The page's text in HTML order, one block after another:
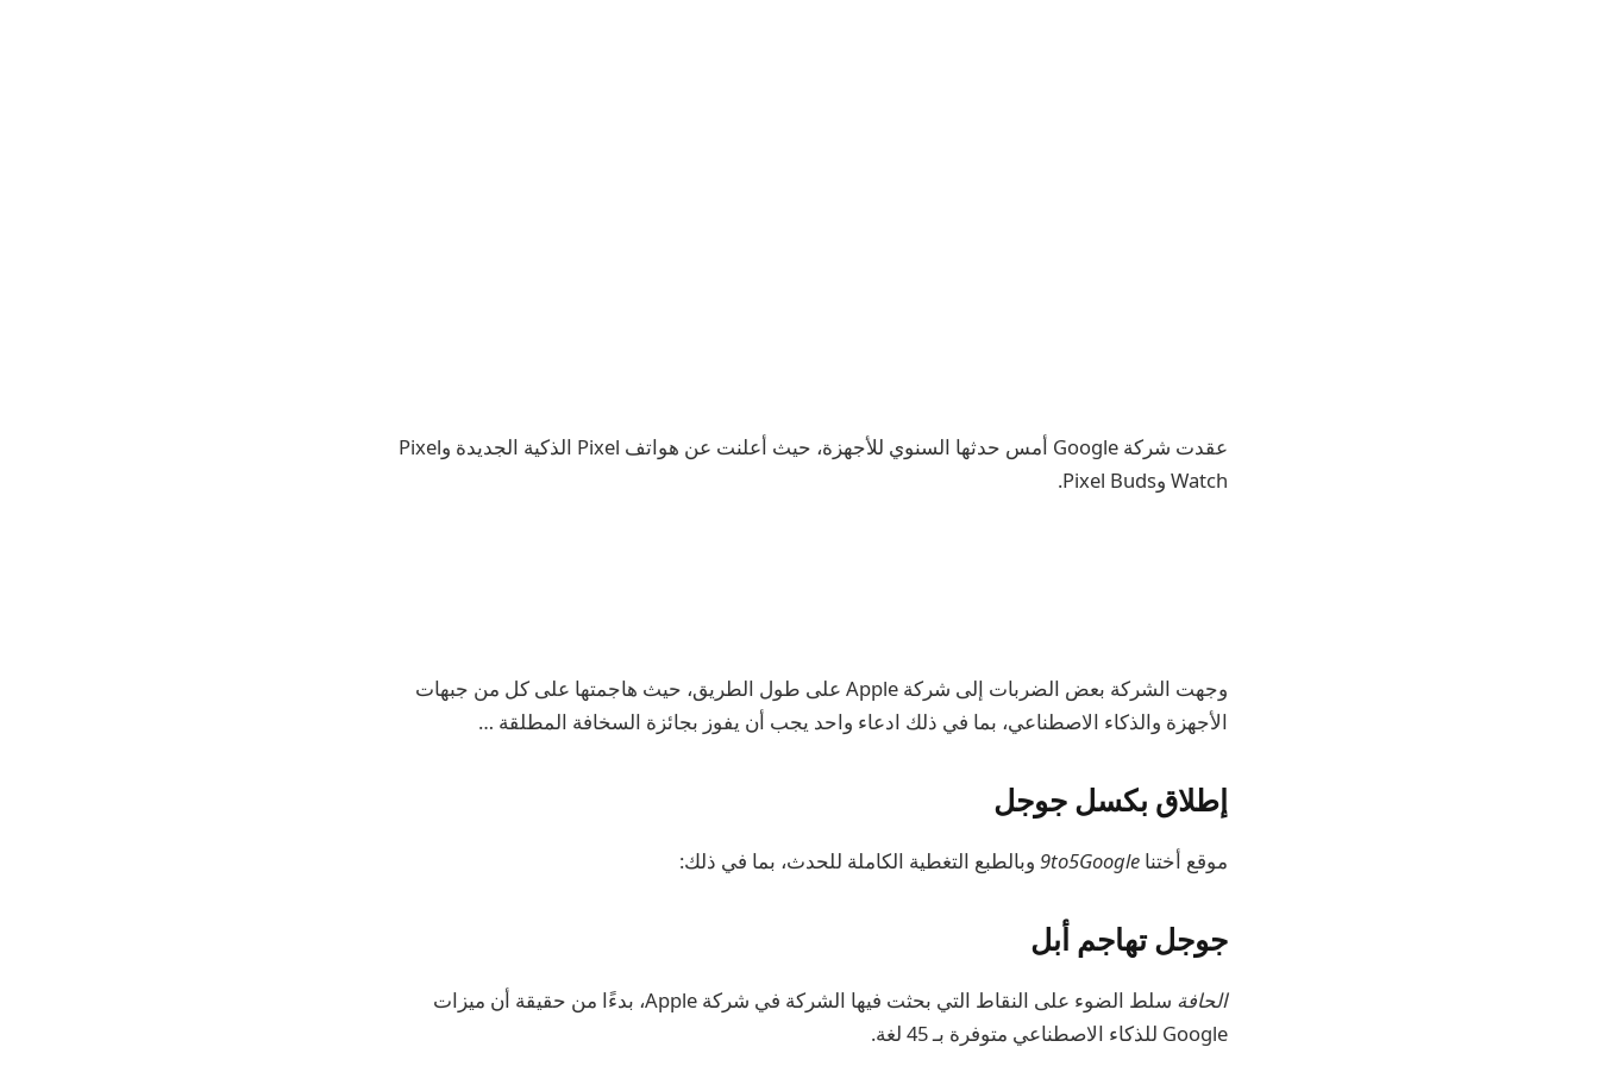
عقدت شركة Google أمس حدثها السنوي للأجهزة، حيث أعلنت عن هواتف Pixel الذكية الجديدة وPixel
Watch وPixel Buds.
وجهت الشركة بعض الضربات إلى شركة Apple على طول الطريق، حيث هاجمتها على كل من جبهات
الأجهزة والذكاء الاصطناعي، بما في ذلك ادعاء واحد يجب أن يفوز بجائزة السخافة المطلقة …
إطلاق بكسل جوجل
موقع أختنا 9to5Google وبالطبع التغطية الكاملة للحدث، بما في ذلك:
جوجل تهاجم أبل
الحافة
سلط الضوء على النقاط التي بحثت فيها الشركة في شركة Apple، بدءًا من حقيقة أن ميزات
Google للذكاء الاصطناعي متوفرة بـ 45 لغة.